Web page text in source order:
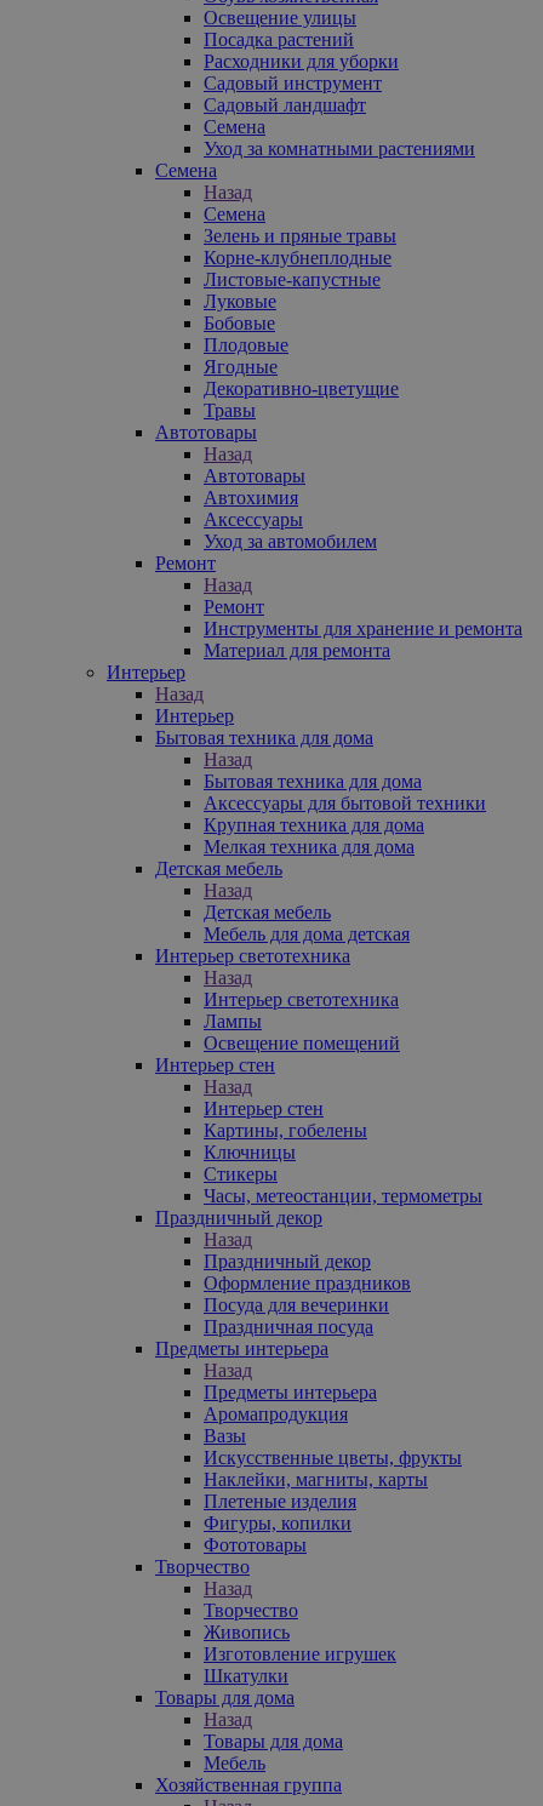
Освещение улицы
Посадка растений
Расходники для уборки
Садовый инструмент
Садовый ландшафт
Семена
Уход за комнатными растениями
Семена
Назад
Семена
Зелень и пряные травы
Корне-клубнеплодные
Листовые-капустные
Луковые
Бобовые
Плодовые
Ягодные
Декоративно-цветущие
Травы
Автотовары
Назад
Автотовары
Автохимия
Аксессуары
Уход за автомобилем
Ремонт
Назад
Ремонт
Инструменты для хранение и ремонта
Материал для ремонта
Интерьер
Назад
Интерьер
Бытовая техника для дома
Назад
Бытовая техника для дома
Аксессуары для бытовой техники
Крупная техника для дома
Мелкая техника для дома
Детская мебель
Назад
Детская мебель
Мебель для дома детская
Интерьер светотехника
Назад
Интерьер светотехника
Лампы
Освещение помещений
Интерьер стен
Назад
Интерьер стен
Картины, гобелены
Ключницы
Стикеры
Часы, метеостанции, термометры
Праздничный декор
Назад
Праздничный декор
Оформление праздников
Посуда для вечеринки
Праздничная посуда
Предметы интерьера
Назад
Предметы интерьера
Аромапродукция
Вазы
Искусственные цветы, фрукты
Наклейки, магниты, карты
Плетеные изделия
Фигуры, копилки
Фототовары
Творчество
Назад
Творчество
Живопись
Изготовление игрушек
Шкатулки
Товары для дома
Назад
Товары для дома
Мебель
Хозяйственная группа